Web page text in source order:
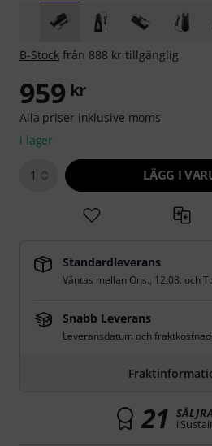
B-Stock från 888 kr tillgänglig
959 kr
Alla priser inklusive moms
i lager
1 LÄGG I
Standardleverans
Väntas mellan Ons., 12.08. och
Snabb Leverans
Leveransdatum och
21 i